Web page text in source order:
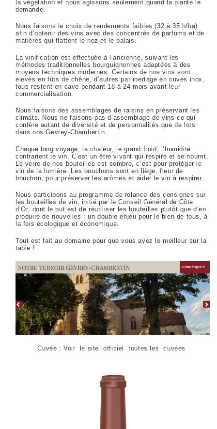
la végétation et nous agissons seulement quand la plante le
demande.
Nous faisons le choix de rendements faibles (32 à 35 h/ha)
afin d’obtenir des vins avec des concentrés de parfums et de
matières qui flattent le nez et le palais.
La vinification est effectuée à l’ancienne, suivant les
méthodes traditionnelles bourguignonnes adaptées à des
moyens techniques modernes. Certains de nos vins sont
élevés en fûts de chêne, d’autres par inertage en cuves inox,
tous restent en cave pendant 18 à 24 mois avant leur
commercialisation.
Nous faisons des assemblages de raisins en préservant les
climats. Nous ne faisons pas d’assemblage de vins ce qui
confère autant de diversité et de personnalités que de lots
dans nos Gevrey-Chambertin.
Chaque long voyage, la chaleur, le grand froid, l’humidité
contrarient le vin. C’est un être vivant qui respire et se nourrit.
Le verre de nos bouteilles est sombre, c’est pour protéger le
vin de la lumière. Les bouchons sont en liège, fleur de
bouchon, pour préserver les arômes et aider le vin à respirer.
Nous participons au programme de relance des consignes sur
les bouteilles de vin, initié par le Conseil Général de Côte
d’Or, dont le but est de réutiliser les bouteilles plutôt que d’en
produire de nouvelles : un double enjeu pour le bien de tous, à
la fois écologique et économique.
Tout est fait au domaine pour que vous ayez le meilleur sur la
table !
Cuvée :Voir le site officiel toutes les cuvées